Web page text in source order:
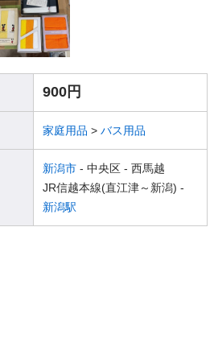
900円
家庭用品 > バス用品
新潟市 - 中央区 - 西馬越
JR信越本線(直江津～新潟) -
新潟駅